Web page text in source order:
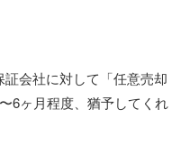
会社に対して「任意売却
6ヶ月程度、猶予してくれ